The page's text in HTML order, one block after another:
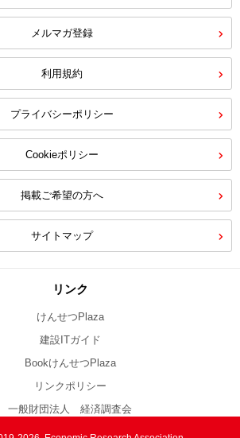
メルマガ登録
利用規約
プライバシーポリシー
Cookieポリシー
掲載ご希望の方へ
サイトマップ
リンク
けんせつPlaza
建設ITガイド
BookけんせつPlaza
リンクポリシー
一般財団法人 経済調査会